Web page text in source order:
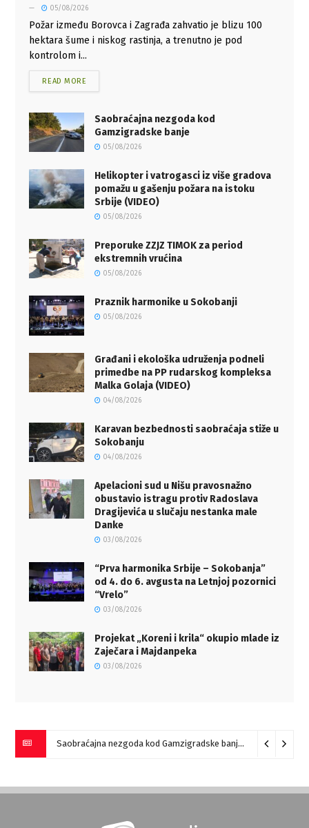
05/08/2026
Požar između Borovca i Zagrađa zahvatio je blizu 100
hektara šume i niskog rastinja, a trenutno je pod
kontrolom i...
READ MORE
Saobraćajna nezgoda kod
Gamzigradske banje
05/08/2026
Helikopter i vatrogasci iz više gradova
pomažu u gašenju požara na istoku
Srbije (VIDEO)
05/08/2026
Preporuke ZZJZ TIMOK za period
ekstremnih vrućina
05/08/2026
Praznik harmonike u Sokobanji
05/08/2026
Građani i ekološka udruženja podneli
primedbe na PP rudarskog kompleksa
Malka Golaja (VIDEO)
04/08/2026
Karavan bezbednosti saobraćaja stiže u
Sokobanju
04/08/2026
Apelacioni sud u Nišu pravosnažno
obustavio istragu protiv Radoslava
Dragijevića u slučaju nestanka male
Danke
03/08/2026
“Prva harmonika Srbije – Sokobanja”
od 4. do 6. avgusta na Letnjoj pozornici
“Vrelo”
03/08/2026
Projekat „Koreni i krila“ okupio mlade iz
Zaječara i Majdanpeka
03/08/2026
Saobraćajna nezgoda kod Gamzigradske banje 05/08/2026